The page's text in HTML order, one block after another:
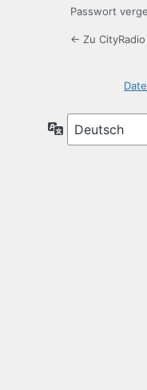
Passwort
← Zu CityRadio
Sprache